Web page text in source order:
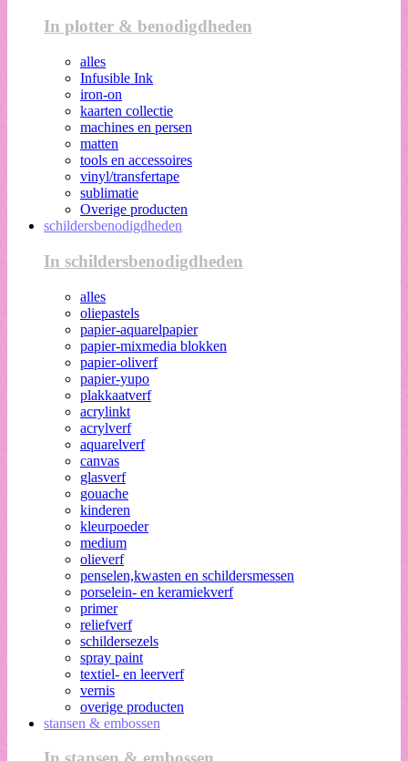
In plotter & benodigdheden
alles
Infusible Ink
iron-on
kaarten collectie
machines en persen
matten
tools en accessoires
vinyl/transfertape
sublimatie
Overige producten
schildersbenodigdheden
In schildersbenodigdheden
alles
oliepastels
papier-aquarelpapier
papier-mixmedia blokken
papier-oliverf
papier-yupo
plakkaatverf
acrylinkt
acrylverf
aquarelverf
canvas
glasverf
gouache
kinderen
kleurpoeder
medium
olieverf
penselen,kwasten en schildersmessen
porselein- en keramiekverf
primer
reliefverf
schildersezels
spray paint
textiel- en leerverf
vernis
overige producten
stansen & embossen